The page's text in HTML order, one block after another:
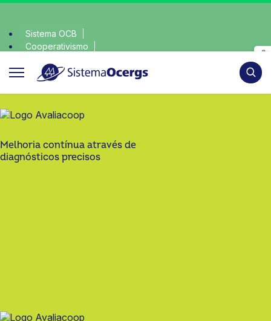
Sistema OCB
Cooperativismo
Melhoria contínua através de
diagnósticos precisos